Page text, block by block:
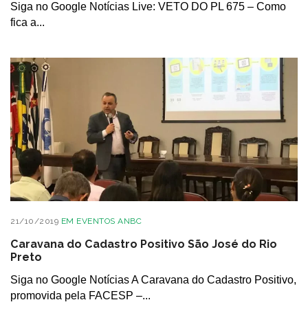
Siga no Google Notícias Live: VETO DO PL 675 – Como
fica a...
21/10/2019 EM EVENTOS ANBC
Caravana do Cadastro Positivo São José do Rio
Preto
Siga no Google Notícias A Caravana do Cadastro Positivo,
promovida pela FACESP –...